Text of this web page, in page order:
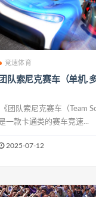
竞速体育
团队索尼克赛车（单机.
《团队索尼克赛车（Team
一款卡通类的赛车竞速...
2025-07-12